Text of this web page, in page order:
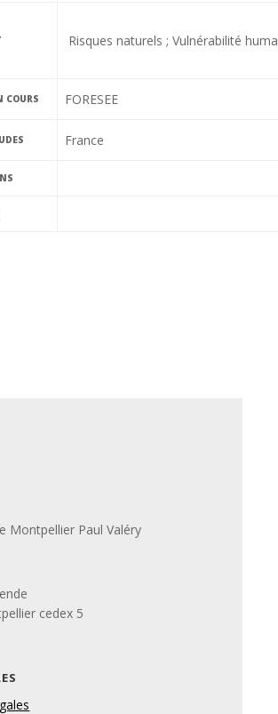
Risques naturels ; Vulnérabilité
COURS FORESEE
France
Montpellier Paul Valéry
cedex 5